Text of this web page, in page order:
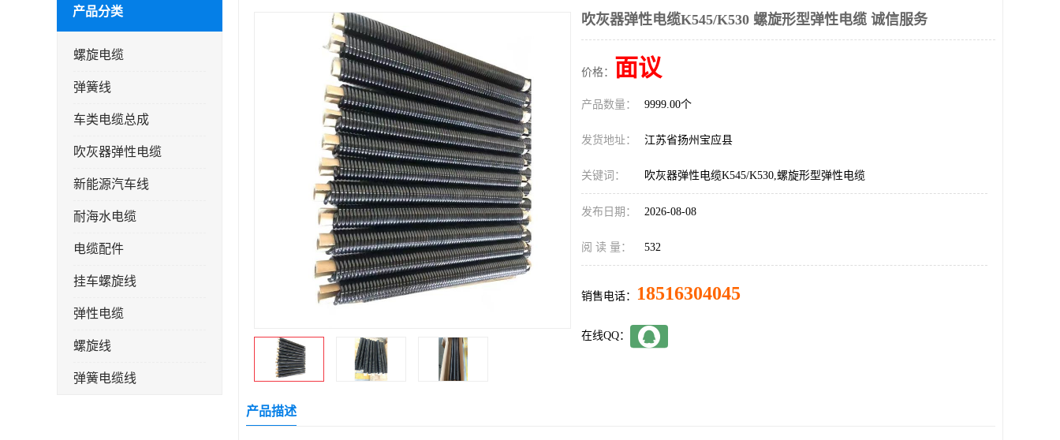
产品分类
螺旋电缆
弹簧线
车类电缆总成
吹灰器弹性电缆
新能源汽车线
耐海水电缆
电缆配件
挂车螺旋线
弹性电缆
螺旋线
弹簧电缆线
吹灰器弹性电缆K545/K530 螺旋形型弹性电缆 诚信服务
价格： 面议
产品数量： 9999.00个
发货地址： 江苏省扬州宝应县
关键词： 吹灰器弹性电缆K545/K530,螺旋形型弹性电缆
发布日期： 2026-08-08
阅 读 量： 532
销售电话： 18516304045
在线QQ：
产品描述